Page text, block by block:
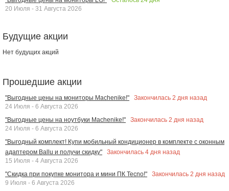
20 Июля - 31 Августа 2026
Будущие акции
Нет будущих акций
Прошедшие акции
"Выгодные цены на мониторы Machenike!" Закончилась 2 дня назад
24 Июля - 6 Августа 2026
"Выгодные цены на ноутбуки Machenike!"
Закончилась 2 дня назад
24 Июля - 6 Августа 2026
"Выгодный комплект! Купи мобильный кондиционер в комплекте с оконным
адаптером Ballu и получи скидку"
Закончилась 4 дня назад
15 Июля - 4 Августа 2026
"Скидка при покупке монитора и мини ПК Tecno!"
Закончилась 2 дня назад
9 Июля - 6 Августа 2026